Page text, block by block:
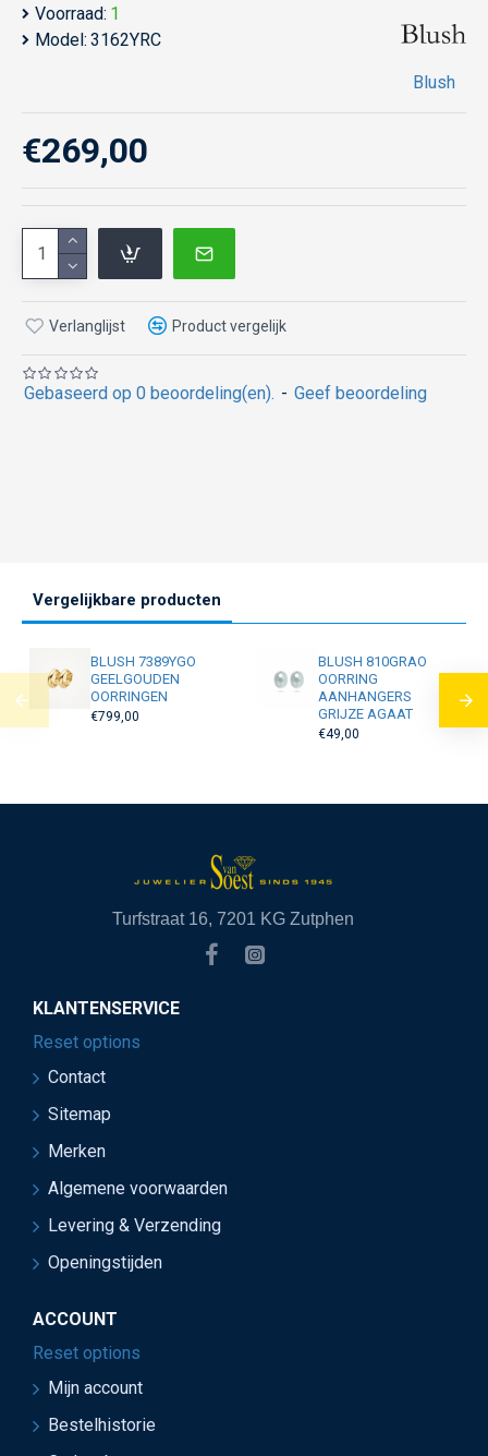
Voorraad: 1
Model: 3162YRC
Blush
Gebaseerd op 0 beoordeling(en). - Geef beoordeling
€269,00
Verlanglijst Product vergelijk
Vergelijkbare producten
BLUSH 7389YGO
GEELGOUDEN
OORRINGEN
€799,00
BLUSH 810GRAO
OORRING
AANHANGERS
GRIJZE AGAAT
€49,00
Turfstraat 16, 7201 KG Zutphen
KLANTENSERVICE
Reset options
Contact
Sitemap
Merken
Algemene voorwaarden
Levering & Verzending
Openingstijden
ACCOUNT
Reset options
Mijn account
Bestelhistorie